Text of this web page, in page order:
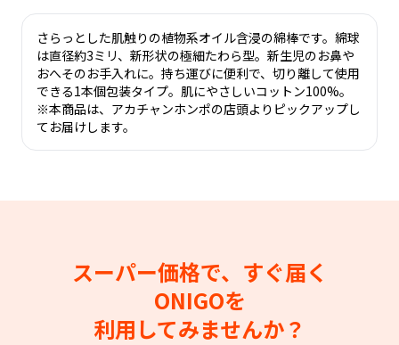
さらっとした肌触りの植物系オイル含浸の綿棒です。綿球
は直径約3ミリ、新形状の極細たわら型。新生児のお鼻や
おへそのお手入れに。持ち運びに便利で、切り離して使用
できる1本個包装タイプ。肌にやさしいコットン100%。
※本商品は、アカチャンホンポの店頭よりピックアップし
てお届けします。
スーパー価格で、すぐ届く
ONIGOを
利用してみませんか？